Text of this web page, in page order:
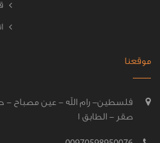
موقعنا
فلسطين- رام الله - عين مصباح -
صقر - الطابق 1